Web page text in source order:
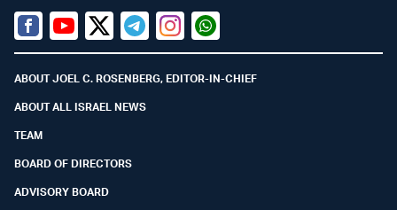
Facebook
YoutubeTwitter (X)
TelegramInstagramWhatsapp
ABOUT JOEL C. ROSENBERG, EDITOR-IN-CHIEF
ABOUT ALL ISRAEL NEWS
TEAM
BOARD OF DIRECTORS
ADVISORY BOARD